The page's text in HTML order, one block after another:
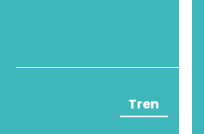
Tren